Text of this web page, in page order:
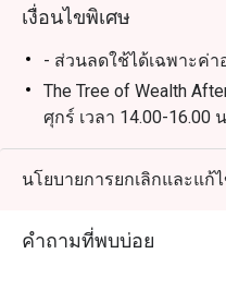
เงื่อนไขพิเศษ
- ส่วนลดใช้ได้เฉพาะค่า
The Tree of Wealth
ศุกร์ เวลา 14.00-16.00
- กรุณาจองล่วงหน้าอย่
จะพร้อมเสริฟใน 25 น
นโยบายการยกเลิกและแก้
คำถามที่พบบ่อย